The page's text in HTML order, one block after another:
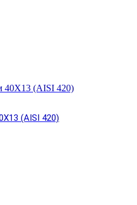
(AISI 420)